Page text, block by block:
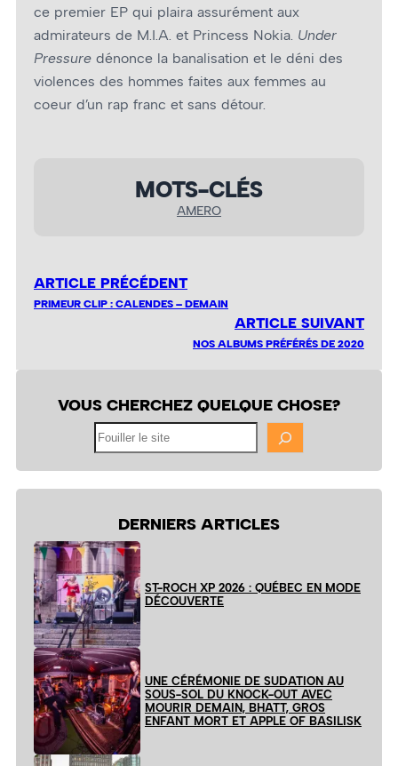
ce premier EP qui plaira assurément aux
admirateurs de M.I.A. et Princess Nokia. Under
Pressure dénonce la banalisation et le déni des
violences des hommes faites aux femmes au
cœur d’un rap franc et sans détour.
MOTS-CLÉS
AMERO
ARTICLE PRÉCÉDENT
PRIMEUR CLIP : CALENDES – DEMAIN
ARTICLE SUIVANT
NOS ALBUMS PRÉFÉRÉS DE 2020
VOUS CHERCHEZ QUELQUE CHOSE?
DERNIERS ARTICLES
ST-ROCH XP 2026 : QUÉBEC EN MODE
DÉCOUVERTE
UNE CÉRÉMONIE DE SUDATION AU
SOUS-SOL DU KNOCK-OUT AVEC
MOURIR DEMAIN, BHATT, GROS
ENFANT MORT ET APPLE OF BASILISK